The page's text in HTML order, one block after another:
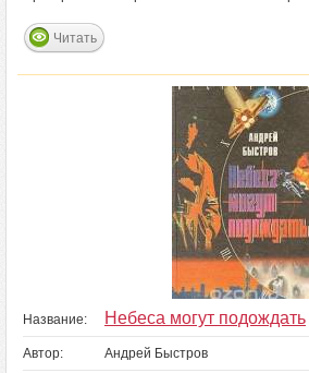
Читать
Название: Небеса могут подождать
Автор: Андрей Быстров